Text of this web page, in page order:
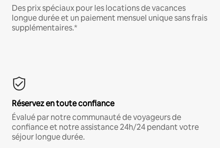
Des prix spéciaux pour les locations de vacances
longue durée et un paiement mensuel unique sans frais
supplémentaires.*
Réservez en toute confiance
Évalué par notre communauté de voyageurs de
confiance et notre assistance 24h/24 pendant votre
séjour longue durée.